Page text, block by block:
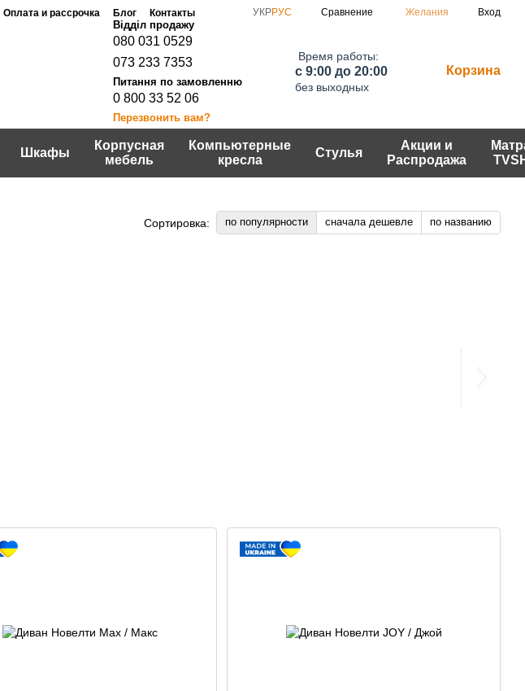
Оплата и рассрочка Блог
Контакты
Договор публичной оферты
УКРРУС Сравнение Желания Вход
080 031 0529
073 233 7353
0 800 33 52 06
Перезвонить вам?
Время работы:
c 9:00 до 20:00
без выходных
Корзина
Шкафы
Корпусная
мебель
Компьютерные
кресла
Стулья
Акции и
Распродажа
Сортировка: по популярности сначала дешевле по названию